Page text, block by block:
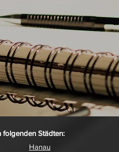
folgenden Städten:
Hanau